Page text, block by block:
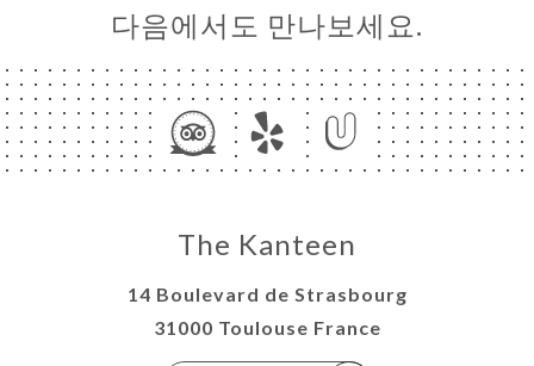
다음에서도 만나보세요.
The Kanteen
14 Boulevard de Strasbourg
31000 Toulouse France